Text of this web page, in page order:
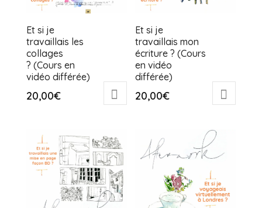
Et si je
travaillais les
collages
? (Cours en
vidéo différée)
20,00€
Et si je
travaillais mon
écriture ? (Cours
en vidéo
différée)
20,00€